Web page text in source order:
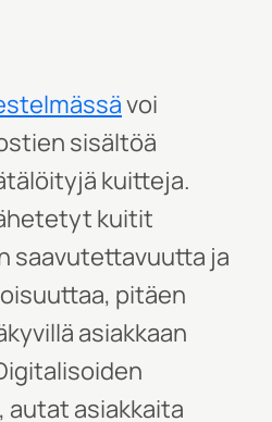
voi
sisältöä
kuitteja.
kuitit
saavutettavuutta ja
pitäen
asiakkaan
asiakkaita